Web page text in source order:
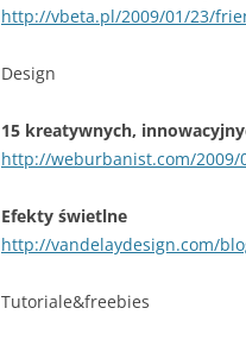
http://vbeta.pl/2009/01/23/
Design
15 kreatywnych,
http://weburbanist.com/
Efekty świetlne
http://vandelaydesign.com/
Tutoriale&freebies